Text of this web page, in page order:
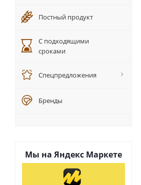
Постный продукт
С подходящими
сроками
Спецпредложения
Бренды
Мы на Яндекс Маркете